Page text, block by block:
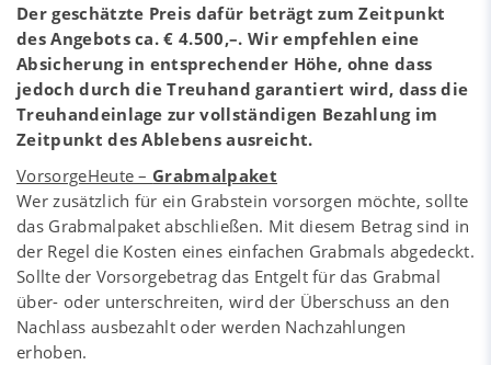
Der geschätzte Preis dafür beträgt zum Zeitpunkt
des Angebots ca. € 4.500,–. Wir empfehlen eine
Absicherung in entsprechender Höhe, ohne dass
jedoch durch die Treuhand garantiert wird, dass die
Treuhandeinlage zur vollständigen Bezahlung im
Zeitpunkt des Ablebens ausreicht.
VorsorgeHeute – Grabmalpaket
Wer zusätzlich für ein Grabstein vorsorgen möchte, sollte
das Grabmalpaket abschließen. Mit diesem Betrag sind in
der Regel die Kosten eines einfachen Grabmals abgedeckt.
Sollte der Vorsorgebetrag das Entgelt für das Grabmal
über- oder unterschreiten, wird der Überschuss an den
Nachlass ausbezahlt oder werden Nachzahlungen
erhoben.